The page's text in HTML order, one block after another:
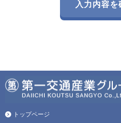
トップページ